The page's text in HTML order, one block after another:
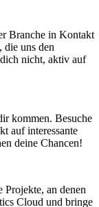
Branche in Kontakt
die uns den
nicht, aktiv auf
kommen. Besuche
auf interessante
deine Chancen!
an denen
Cloud und bringe